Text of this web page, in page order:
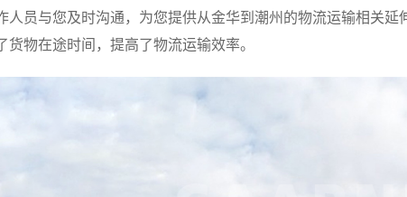
人员与您及时沟通，为您提供从金华到潮州的物流运输相关
货物在途时间，提高了物流运输效率。